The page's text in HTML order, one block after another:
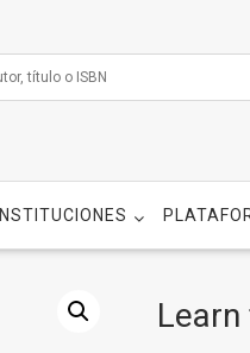
INSTITUCIONES
Learn